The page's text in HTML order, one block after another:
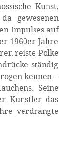
Kunst,
gewesenen
Impulses auf
1960er Jahre
reiste Polke
ständig
kennen –
Seine
Künstler das
verdrängte